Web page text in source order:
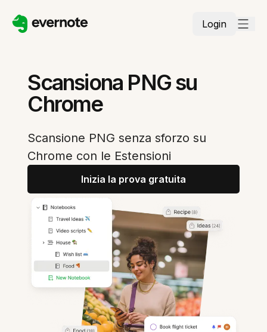
Login
Scansiona PNG su
Chrome
Scansione PNG senza sforzo su
Chrome con le Estensioni
Inizia la prova gratuita